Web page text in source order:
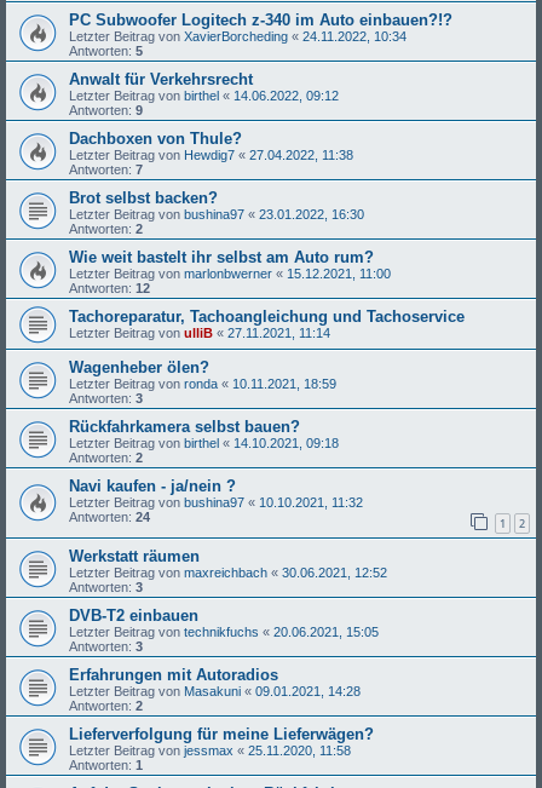
PC Subwoofer Logitech z-340 im Auto einbauen?!?
Letzter Beitrag von XavierBorcheding « 24.11.2022, 10:34
Antworten: 5
Anwalt für Verkehrsrecht
Letzter Beitrag von birthel « 14.06.2022, 09:12
Antworten: 9
Dachboxen von Thule?
Letzter Beitrag von Hewdig7 « 27.04.2022, 11:38
Antworten: 7
Brot selbst backen?
Letzter Beitrag von bushina97 « 23.01.2022, 16:30
Antworten: 2
Wie weit bastelt ihr selbst am Auto rum?
Letzter Beitrag von marlonbwerner « 15.12.2021, 11:00
Antworten: 12
Tachoreparatur, Tachoangleichung und Tachoservice
Letzter Beitrag von ulliB « 27.11.2021, 11:14
Wagenheber ölen?
Letzter Beitrag von ronda « 10.11.2021, 18:59
Antworten: 3
Rückfahrkamera selbst bauen?
Letzter Beitrag von birthel « 14.10.2021, 09:18
Antworten: 2
Navi kaufen - ja/nein ?
Letzter Beitrag von bushina97 « 10.10.2021, 11:32
Antworten: 24 1 2
Werkstatt räumen
Letzter Beitrag von maxreichbach « 30.06.2021, 12:52
Antworten: 3
DVB-T2 einbauen
Letzter Beitrag von technikfuchs « 20.06.2021, 15:05
Antworten: 3
Erfahrungen mit Autoradios
Letzter Beitrag von Masakuni « 09.01.2021, 14:28
Antworten: 2
Lieferverfolgung für meine Lieferwägen?
Letzter Beitrag von jessmax « 25.11.2020, 11:58
Antworten: 1